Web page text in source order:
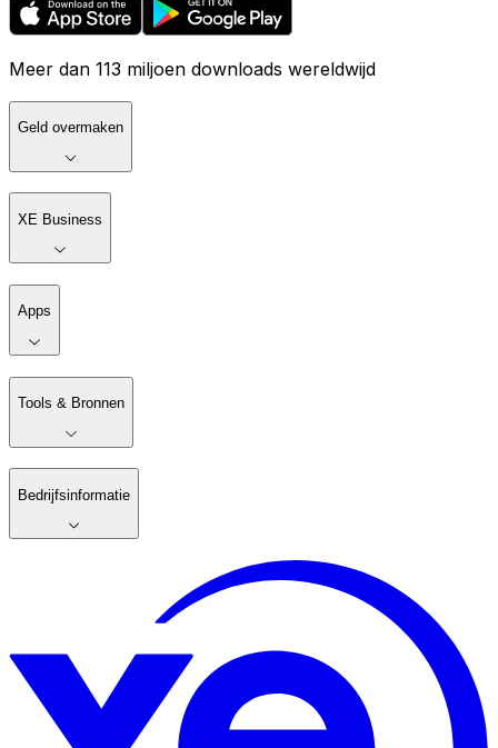
Meer dan 113 miljoen downloads wereldwijd
Geld overmaken
XE Business
Apps
Tools & Bronnen
Bedrijfsinformatie